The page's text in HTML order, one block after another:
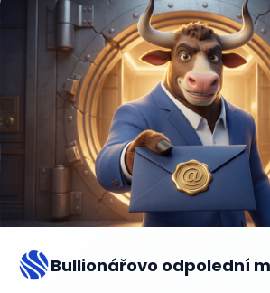
Bullionářovo odpolední
Nejčtenějšízprávy